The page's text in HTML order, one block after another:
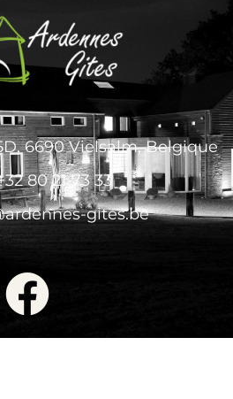
6690 Vielsalm, Belgique
80 21 73 33
gites.be